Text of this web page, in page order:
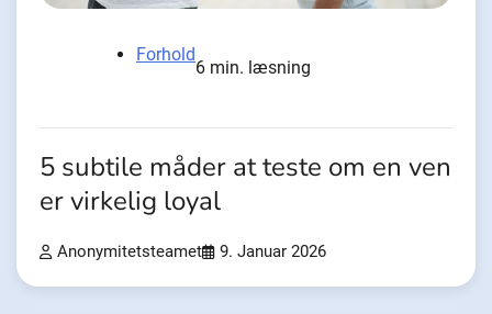
Forhold
6 min. læsning
5 subtile måder at teste om en ven
er virkelig loyal
Anonymitetsteamet 9. Januar 2026